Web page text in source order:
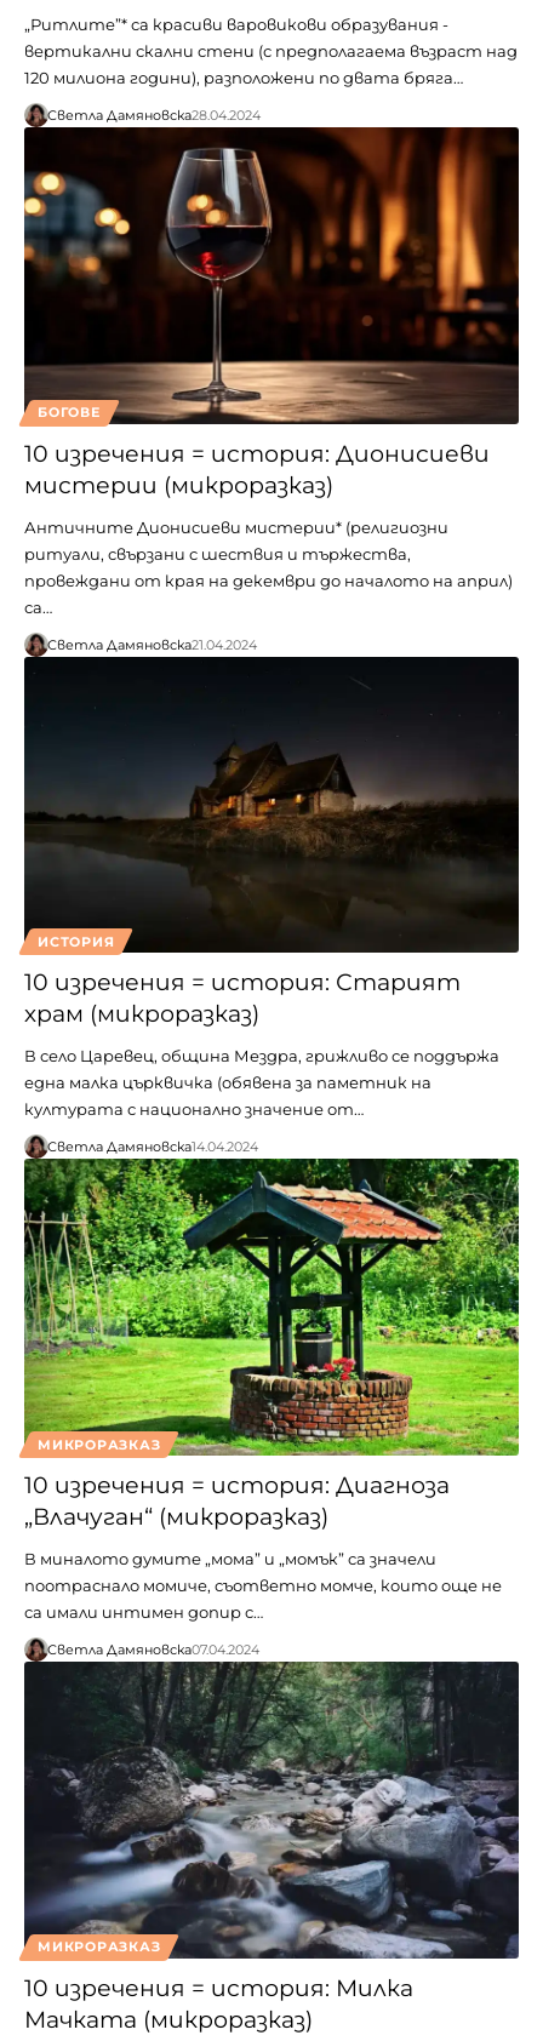
„Ритлите”* са красиви варовикови образувания -
вертикални скални стени (с предполагаема възраст над
120 милиона години), разположени по двата бряга…
Светла Дамяновска28.04.2024
БОГОВЕ
10 изречения = история: Дионисиеви
мистерии (микроразказ)
Античните Дионисиеви мистерии* (религиозни
ритуали, свързани с шествия и тържества,
провеждани от края на декември до началото на април)
са…
Светла Дамяновска21.04.2024
ИСТОРИЯ
10 изречения = история: Старият
храм (микроразказ)
В село Царевец, община Мездра, грижливо се поддържа
една малка църквичка (обявена за паметник на
културата с национално значение от…
Светла Дамяновска14.04.2024
МИКРОРАЗКАЗ
10 изречения = история: Диагноза
„Влачуган“ (микроразказ)
В миналото думите „мома” и „момък” са значели
поотраснало момиче, съответно момче, които още не
са имали интимен допир с…
Светла Дамяновска07.04.2024
МИКРОРАЗКАЗ
10 изречения = история: Милка
Мачката (микроразказ)